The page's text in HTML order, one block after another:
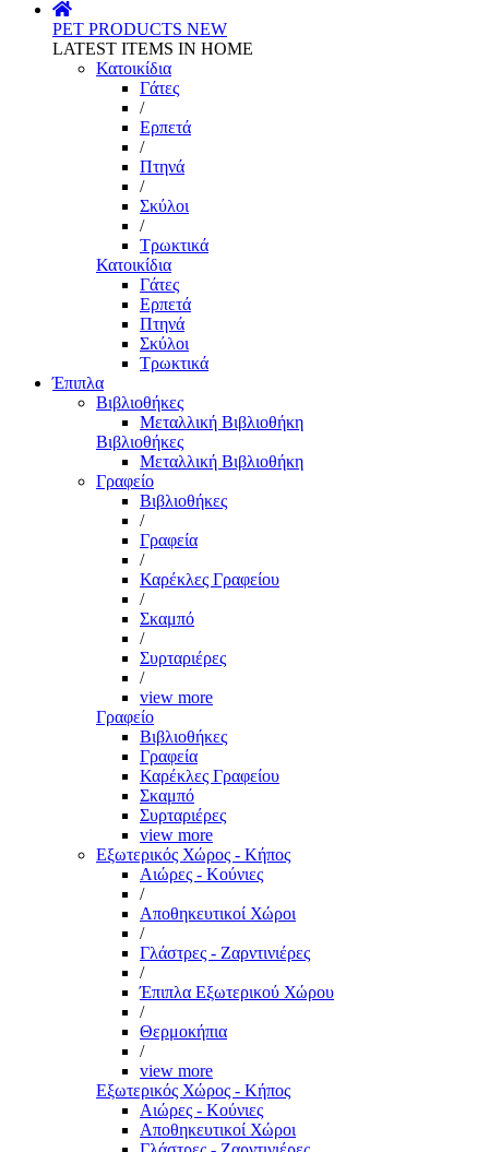
PET PRODUCTS NEW
LATEST ITEMS IN HOME
Κατοικίδια
Γάτες
/
Ερπετά
/
Πτηνά
/
Σκύλοι
/
Τρωκτικά
Κατοικίδια
Γάτες
Ερπετά
Πτηνά
Σκύλοι
Τρωκτικά
Έπιπλα
Βιβλιοθήκες
Μεταλλική Βιβλιοθήκη
Βιβλιοθήκες
Μεταλλική Βιβλιοθήκη
Γραφείο
Βιβλιοθήκες
/
Γραφεία
/
Καρέκλες Γραφείου
/
Σκαμπό
/
Συρταριέρες
/
view more
Γραφείο
Βιβλιοθήκες
Γραφεία
Καρέκλες Γραφείου
Σκαμπό
Συρταριέρες
view more
Εξωτερικός Χώρος - Κήπος
Αιώρες - Κούνιες
/
Αποθηκευτικοί Χώροι
/
Γλάστρες - Ζαρντινιέρες
/
Έπιπλα Εξωτερικού Χώρου
/
Θερμοκήπια
/
view more
Εξωτερικός Χώρος - Κήπος
Αιώρες - Κούνιες
Αποθηκευτικοί Χώροι